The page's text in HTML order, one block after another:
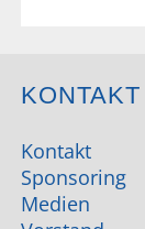
KONTAKT
Kontakt
Sponsoring
Medien